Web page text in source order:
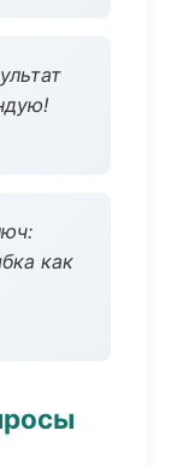
как